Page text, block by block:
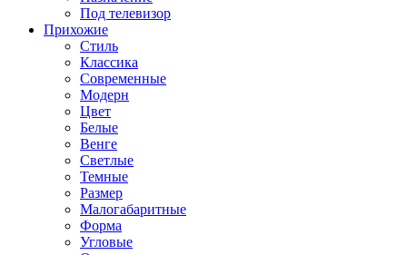
Под телевизор
Прихожие
Стиль
Классика
Современные
Модерн
Цвет
Белые
Венге
Светлые
Темные
Размер
Малогабаритные
Форма
Угловые